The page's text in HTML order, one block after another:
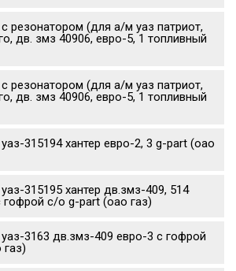
с резонатором (для а/м уаз патриот,
дв. змз 40906, евро-5, 1 топливный
с резонатором (для а/м уаз патриот,
дв. змз 40906, евро-5, 1 топливный
315194 хантер евро-2, 3 g-part (оао
315195 хантер дв.змз-409, 514
гофрой с/о g-part (оао газ)
уаз-3163 дв.змз-409 евро-3 с гофрой